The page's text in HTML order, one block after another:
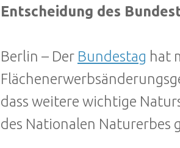
Entscheidung des
Berlin – Der Bundestag hat
dass weitere wichtige
des Nationalen Naturerbes